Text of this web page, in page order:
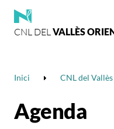
CNL DELVALLÈS
Inici CNL del
Agenda